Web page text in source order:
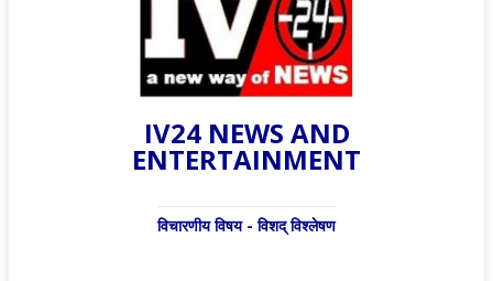
IV24 NEWS AND
ENTERTAINMENT
विचारणीय विषय - विशद् विश्लेषण